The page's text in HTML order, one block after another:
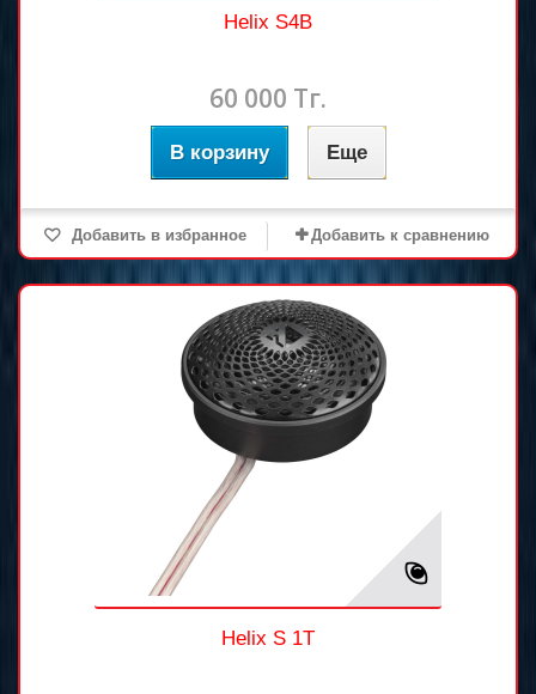
Helix S4B
60 000 Тг.
В корзину Еще
Добавить в избранное Добавить к сравнению
Helix S 1T